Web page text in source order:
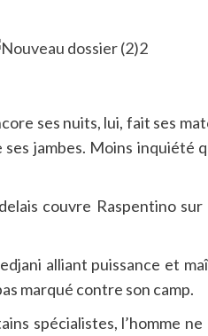
ses nuits, lui, fait ses
jambes. Moins
couvre Raspentino
alliant puissance et
marqué contre son camp.
spécialistes, l’homme